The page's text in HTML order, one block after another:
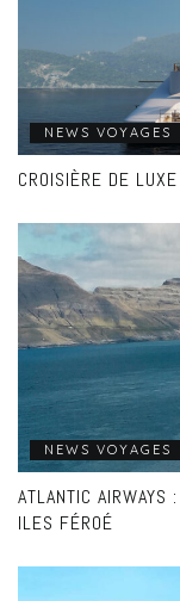
NEWS VOYAGES
CROISIÈRE DE
NEWS VOYAGES
ATLANTIC AIRWAYS
ILES FÉROÉ